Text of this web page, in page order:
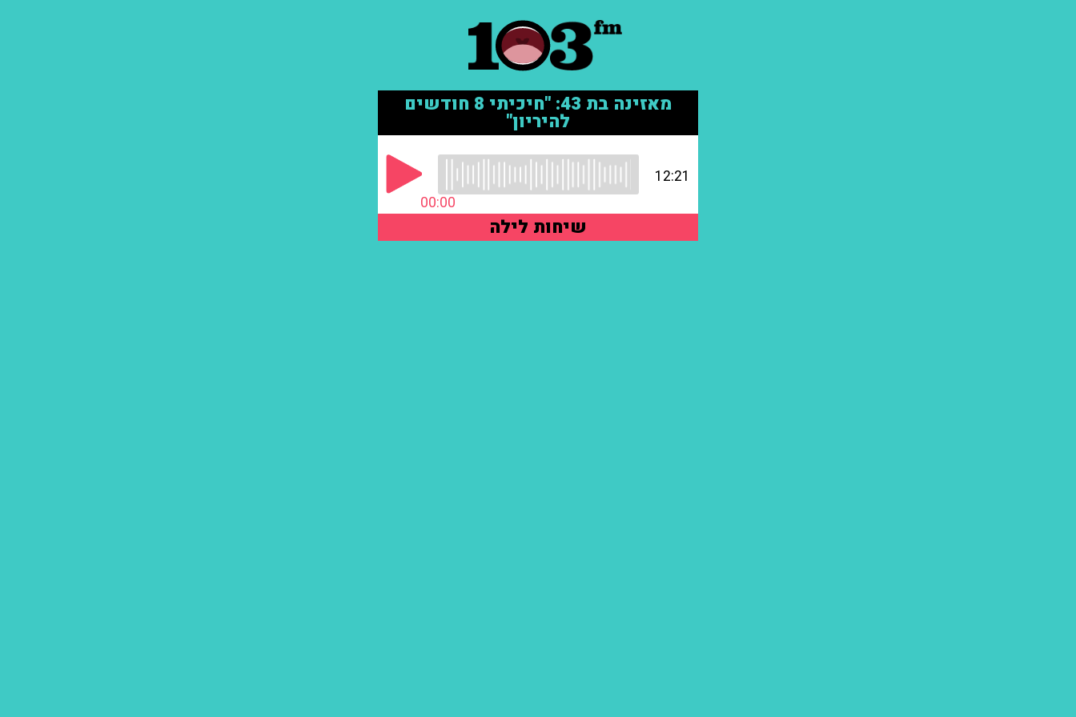
מאזינה בת 43: "חיכיתי 8 חודשים
להיריון"
00:00
12:21
שיחות לילה